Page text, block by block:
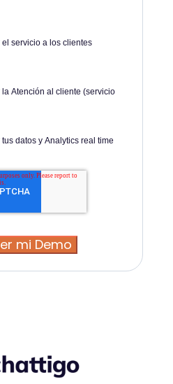
servicio a los clientes
Atención al cliente (servicio
datos y Analytics real time